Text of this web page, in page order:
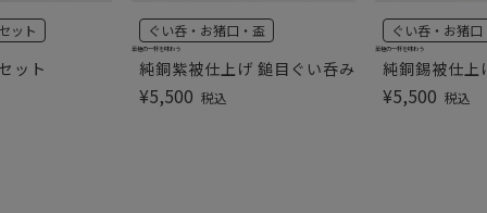
ット
ット
純銅紫被仕上げ 鎚目ぐい呑み
ぐい呑・お猪口・盃
¥5,500 税込
至極の一杯を味わう
純銅錫被仕上
ぐい呑・お猪口
¥5,500 税込
至極の一杯を味わう